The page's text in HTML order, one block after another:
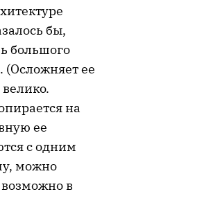
бы,
большого
(Осложняет ее
на
ее
с одним
можно
в